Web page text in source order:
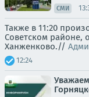
СМИ
Также в 11:20
Советском районе,
Ханженково.//
12:24